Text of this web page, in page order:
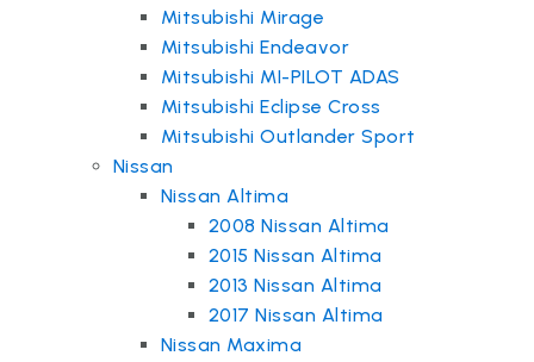
Mitsubishi Mirage
Mitsubishi Endeavor
Mitsubishi MI-PILOT ADAS
Mitsubishi Eclipse Cross
Mitsubishi Outlander Sport
Nissan
Nissan Altima
2008 Nissan Altima
2015 Nissan Altima
2013 Nissan Altima
2017 Nissan Altima
Nissan Maxima